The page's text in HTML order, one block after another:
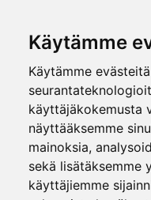
Käytämme
Käytämme
käyttäjäkokemusta
näyttääksemme
mainoksia,
sekä lisätäksemme
käyttäjiemme